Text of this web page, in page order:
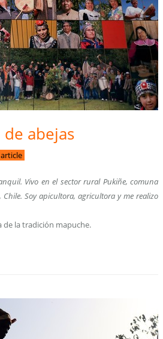
abejas
article
Vivo en el sector rural Pukiñe, comuna
Chile. Soy apicultora, agricultora y me realizo
de la tradición mapuche.